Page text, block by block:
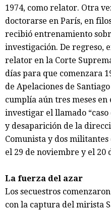
1974, como relator. Otra
doctorarse en París, en
recibió entrenamiento
investigación. De regreso,
relator en la Corte
días para que comenzara
de Apelaciones de
cumplía aún tres meses en
investigar el llamado “caso
y desaparición de la
Comunista y dos
el 29 de noviembre y el 20
La fuerza del azar
Los secuestros
con la captura del mirista